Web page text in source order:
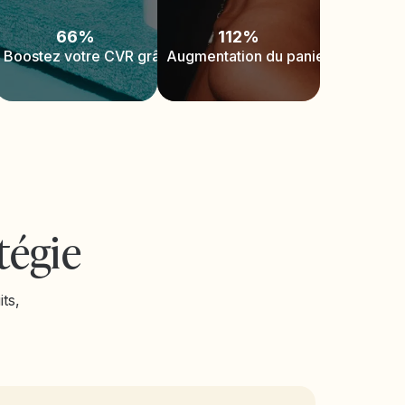
66%
Boostez votre CVR grâce au SMS
Emma Standing
Head of Customer Experience
112%
Augmentation du panier moyen